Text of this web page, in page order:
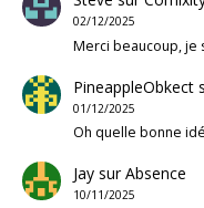
02/12/2025
Merci beaucoup, je
PineappleObkect
01/12/2025
Oh quelle bonne
JaysurAbsence
10/11/2025